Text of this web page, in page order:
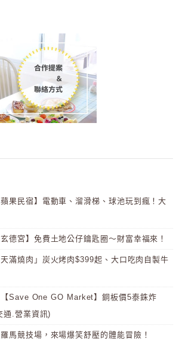
果民宿】電動車、溜滑梯、球池玩到瘋！大
德宮】免費土地公仔鑰匙圈～財富幸福來！
滿燒肉」炭火烤肉$399起、大口吃肉自製牛
Save One GO Market】銅板價5泰銖炸
通.營業資訊)
馬競技場，來場爆笑舒壓的體能冒險！